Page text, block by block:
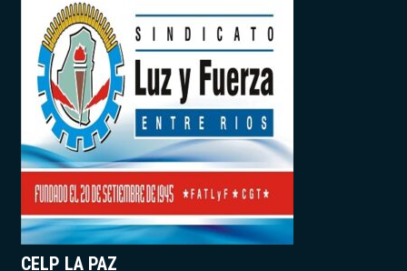
CELP LA PAZ